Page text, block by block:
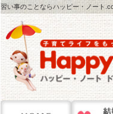
習い事のことならハッピー・ノート